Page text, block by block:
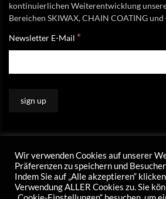
kontinuierlichen Weiterentwicklung
Bereichen SKIWAX, CHAIN COATING
Newsletter E-Mail *
Wir verwenden Cookies auf unserer
Präferenzen zu speichern und
Indem Sie auf „Alle akzeptieren“
Verwendung ALLER Cookies zu. Sie